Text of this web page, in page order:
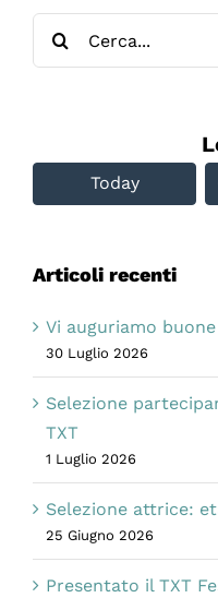
Skip Calendar
Today
Articoli recenti
Vi auguriamo
30 Luglio 2026
Selezione
TXT
1 Luglio 2026
Selezione attrice:
25 Giugno 2026
Presentato il TXT